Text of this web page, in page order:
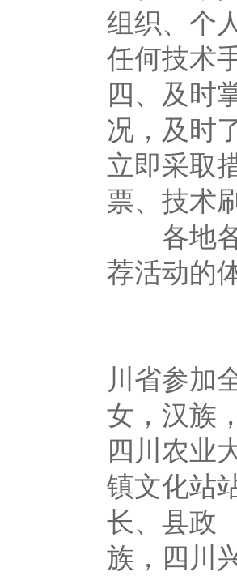
组织、个
任何技术
四、及时
况，及时
立即采取
票、技术
各地各
荐活动的
川省参
女，汉族
四川农
镇文化站
长、
族，四川